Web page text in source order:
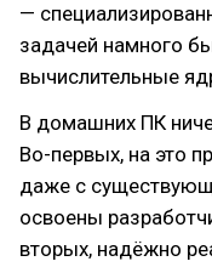
—
задачей намного
вычислительные
В домашних ПК
Во-первых, на это
даже с
освоены
вторых, надёжно